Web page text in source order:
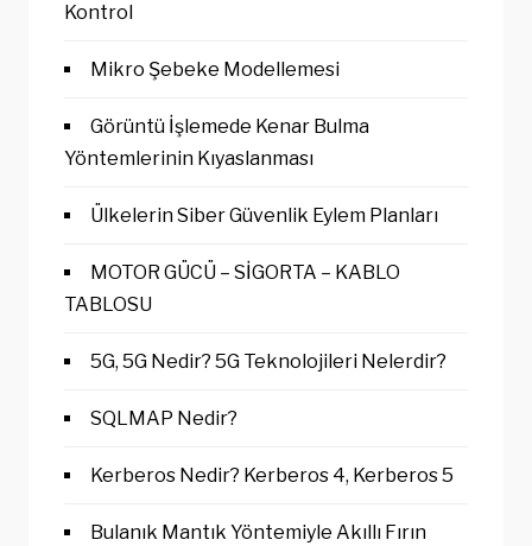
Kontrol
Mikro Şebeke Modellemesi
Görüntü İşlemede Kenar Bulma
Yöntemlerinin Kıyaslanması
Ülkelerin Siber Güvenlik Eylem Planları
MOTOR GÜCÜ – SİGORTA – KABLO
TABLOSU
5G, 5G Nedir? 5G Teknolojileri Nelerdir?
SQLMAP Nedir?
Kerberos Nedir? Kerberos 4, Kerberos 5
Bulanık Mantık Yöntemiyle Akıllı Fırın